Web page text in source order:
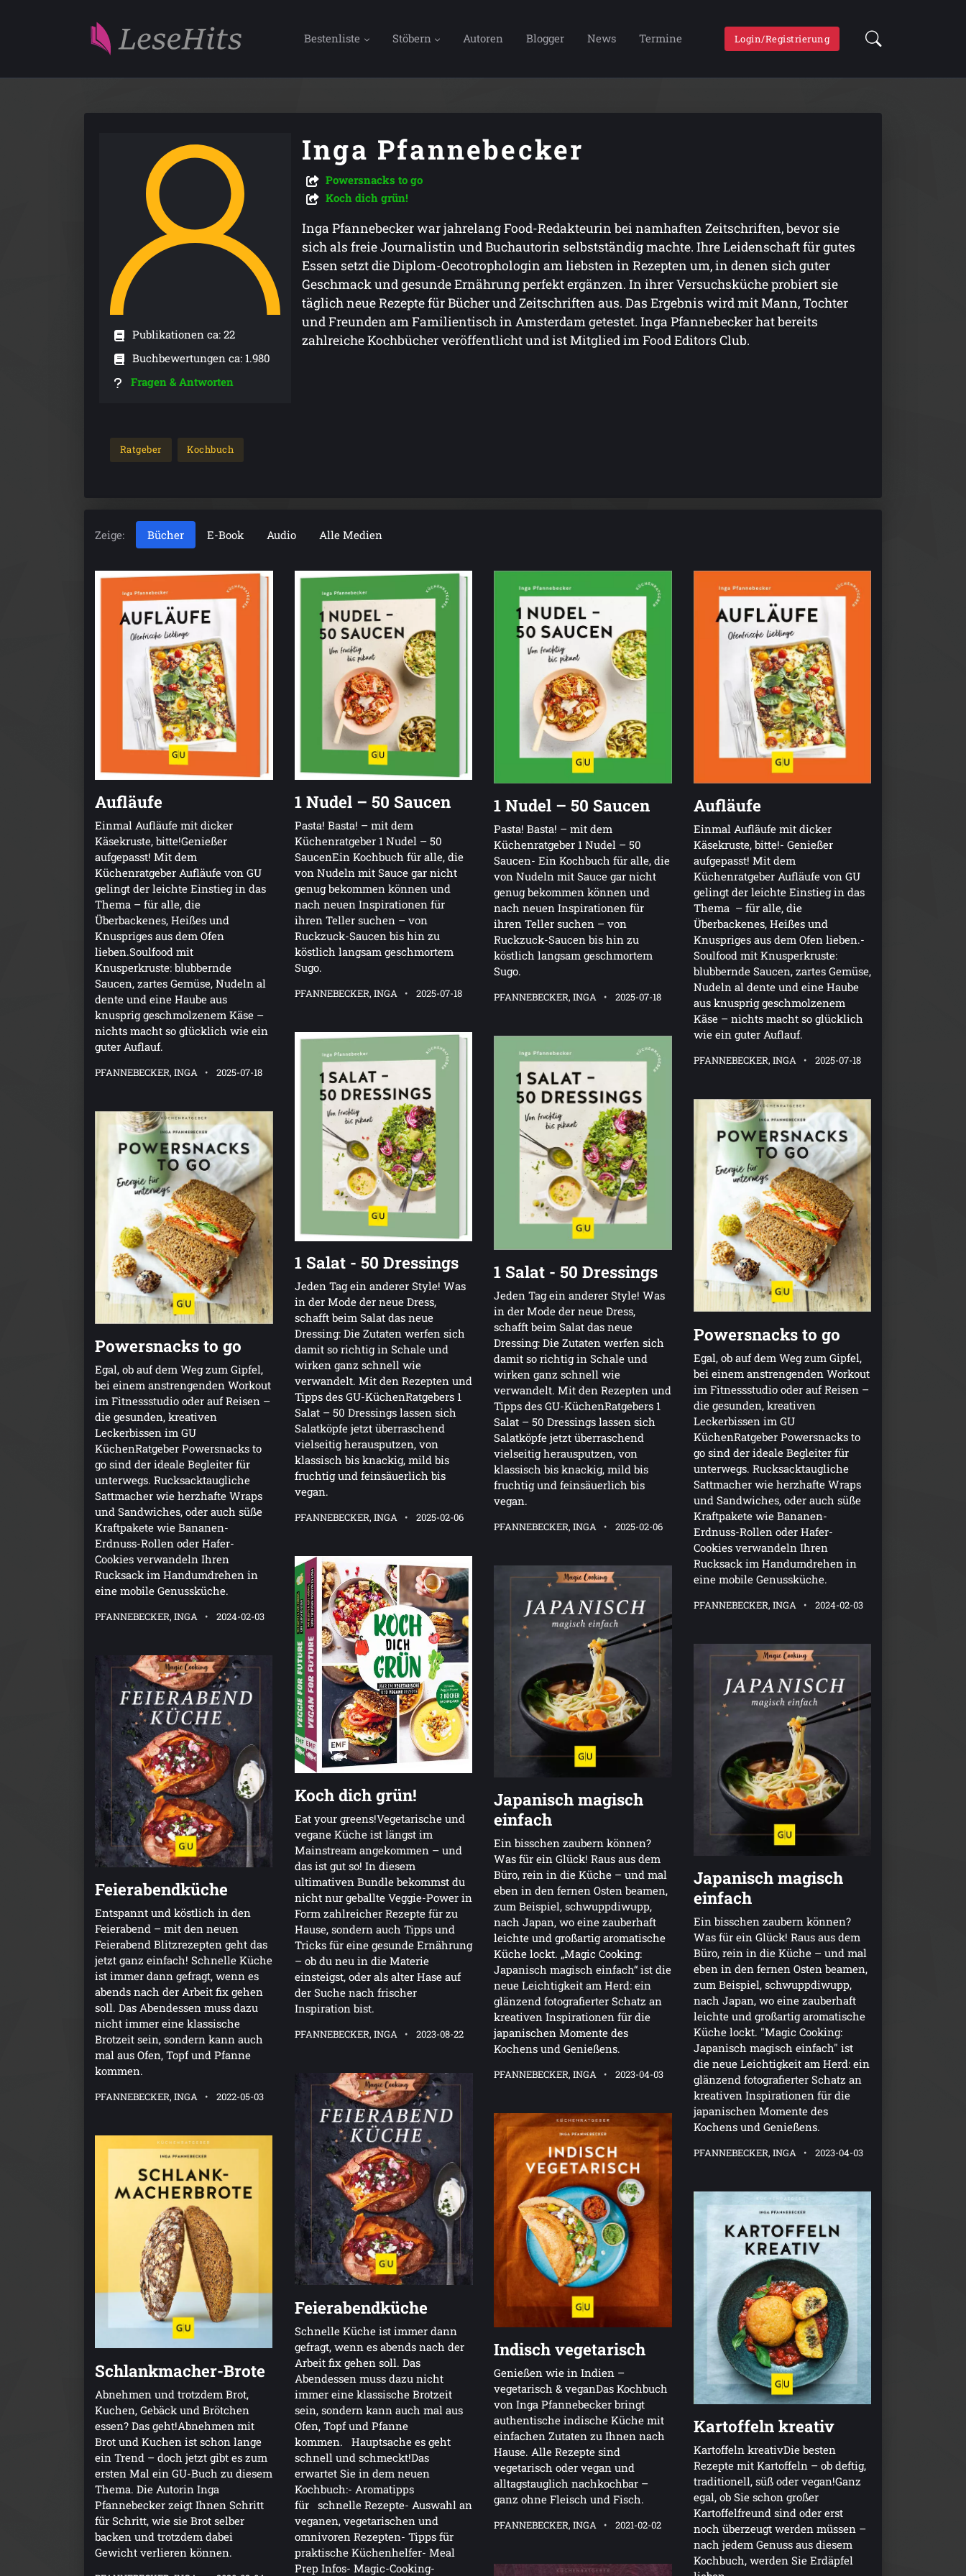
Bestenliste Stöbern Autoren Blogger News Termine Login/Registrierung
Publikationen ca: 22
Buchbewertungen ca: 1.980
Fragen & Antworten
Inga Pfannebecker
Powersnacks to go
Koch dich grün!
Inga Pfannebecker war jahrelang Food-Redakteurin bei namhaften Zeitschriften, bevor sie
sich als freie Journalistin und Buchautorin selbstständig machte. Ihre Leidenschaft für gutes
Essen setzt die Diplom-Oecotrophologin am liebsten in Rezepten um, in denen sich guter
Geschmack und gesunde Ernährung perfekt ergänzen. In ihrer Versuchsküche probiert sie
täglich neue Rezepte für Bücher und Zeitschriften aus. Das Ergebnis wird mit Mann, Tochter
und Freunden am Familientisch in Amsterdam getestet. Inga Pfannebecker hat bereits
zahlreiche Kochbücher veröffentlicht und ist Mitglied im Food Editors Club.
Ratgeber Kochbuch
Zeige: Bücher E-Book Audio Alle Medien
Aufläufe
Einmal Aufläufe mit dicker
Käsekruste, bitte!Genießer
aufgepasst! Mit dem
Küchenratgeber Aufläufe von GU
gelingt der leichte Einstieg in das
Thema – für alle, die
Überbackenes, Heißes und
Knuspriges aus dem Ofen
lieben.Soulfood mit
Knusperkruste: blubbernde
Saucen, zartes Gemüse, Nudeln al
dente und eine Haube aus
knusprig geschmolzenem Käse –
nichts macht so glücklich wie ein
guter Auflauf.
PFANNEBECKER, INGA 2025-07-18
1 Nudel – 50 Saucen
Pasta! Basta! – mit dem
Küchenratgeber 1 Nudel – 50
SaucenEin Kochbuch für alle, die
von Nudeln mit Sauce gar nicht
genug bekommen können und
nach neuen Inspirationen für
ihren Teller suchen – von
Ruckzuck-Saucen bis hin zu
köstlich langsam geschmortem
Sugo.
PFANNEBECKER, INGA 2025-07-18
1 Nudel – 50 Saucen
Pasta! Basta! – mit dem
Küchenratgeber 1 Nudel – 50
Saucen- Ein Kochbuch für alle, die
von Nudeln mit Sauce gar nicht
genug bekommen können und
nach neuen Inspirationen für
ihren Teller suchen – von
Ruckzuck-Saucen bis hin zu
köstlich langsam geschmortem
Sugo.
PFANNEBECKER, INGA 2025-07-18
Aufläufe
Einmal Aufläufe mit dicker
Käsekruste, bitte!- Genießer
aufgepasst! Mit dem
Küchenratgeber Aufläufe von GU
gelingt der leichte Einstieg in das
Thema – für alle, die
Überbackenes, Heißes und
Knuspriges aus dem Ofen lieben.-
Soulfood mit Knusperkruste:
blubbernde Saucen, zartes Gemüse,
Nudeln al dente und eine Haube
aus knusprig geschmolzenem
Käse – nichts macht so glücklich
wie ein guter Auflauf.
PFANNEBECKER, INGA 2025-07-18
1 Salat - 50 Dressings
Jeden Tag ein anderer Style! Was
in der Mode der neue Dress,
schafft beim Salat das neue
Dressing: Die Zutaten werfen sich
damit so richtig in Schale und
wirken ganz schnell wie
verwandelt. Mit den Rezepten und
Tipps des GU-KüchenRatgebers 1
Salat – 50 Dressings lassen sich
Salatköpfe jetzt überraschend
vielseitig herausputzen, von
klassisch bis knackig, mild bis
fruchtig und feinsäuerlich bis
vegan.
PFANNEBECKER, INGA 2025-02-06
1 Salat - 50 Dressings
Jeden Tag ein anderer Style! Was
in der Mode der neue Dress,
schafft beim Salat das neue
Dressing: Die Zutaten werfen sich
damit so richtig in Schale und
wirken ganz schnell wie
verwandelt. Mit den Rezepten und
Tipps des GU-KüchenRatgebers 1
Salat – 50 Dressings lassen sich
Salatköpfe jetzt überraschend
vielseitig herausputzen, von
klassisch bis knackig, mild bis
fruchtig und feinsäuerlich bis
vegan.
PFANNEBECKER, INGA 2025-02-06
Powersnacks to go
Egal, ob auf dem Weg zum Gipfel,
bei einem anstrengenden Workout
im Fitnessstudio oder auf Reisen –
die gesunden, kreativen
Leckerbissen im GU
KüchenRatgeber Powersnacks to
go sind der ideale Begleiter für
unterwegs. Rucksacktaugliche
Sattmacher wie herzhafte Wraps
und Sandwiches, oder auch süße
Kraftpakete wie Bananen-
Erdnuss-Rollen oder Hafer-
Cookies verwandeln Ihren
Rucksack im Handumdrehen in
eine mobile Genussküche.
PFANNEBECKER, INGA 2024-02-03
Powersnacks to go
Egal, ob auf dem Weg zum Gipfel,
bei einem anstrengenden Workout
im Fitnessstudio oder auf Reisen –
die gesunden, kreativen
Leckerbissen im GU
KüchenRatgeber Powersnacks to
go sind der ideale Begleiter für
unterwegs. Rucksacktaugliche
Sattmacher wie herzhafte Wraps
und Sandwiches, oder auch süße
Kraftpakete wie Bananen-
Erdnuss-Rollen oder Hafer-
Cookies verwandeln Ihren
Rucksack im Handumdrehen in
eine mobile Genussküche.
PFANNEBECKER, INGA 2024-02-03
Koch dich grün!
Eat your greens!Vegetarische und
vegane Küche ist längst im
Mainstream angekommen – und
das ist gut so! In diesem
ultimativen Bundle bekommst du
nicht nur geballte Veggie-Power in
Form zahlreicher Rezepte für zu
Hause, sondern auch Tipps und
Tricks für eine gesunde Ernährung
– ob du neu in die Materie
einsteigst, oder als alter Hase auf
der Suche nach frischer
Inspiration bist.
PFANNEBECKER, INGA 2023-08-22
Japanisch magisch
einfach
Ein bisschen zaubern können?
Was für ein Glück! Raus aus dem
Büro, rein in die Küche – und mal
eben in den fernen Osten beamen,
zum Beispiel, schwuppdiwupp,
nach Japan, wo eine zauberhaft
leichte und großartig aromatische
Küche lockt. „Magic Cooking:
Japanisch magisch einfach“ ist die
neue Leichtigkeit am Herd: ein
glänzend fotografierter Schatz an
kreativen Inspirationen für die
japanischen Momente des
Kochens und Genießens.
PFANNEBECKER, INGA 2023-04-03
Japanisch magisch
einfach
Ein bisschen zaubern können?
Was für ein Glück! Raus aus dem
Büro, rein in die Küche – und mal
eben in den fernen Osten beamen,
zum Beispiel, schwuppdiwupp,
nach Japan, wo eine zauberhaft
leichte und großartig aromatische
Küche lockt. "Magic Cooking:
Japanisch magisch einfach" ist
die neue Leichtigkeit am Herd: ein
glänzend fotografierter Schatz an
kreativen Inspirationen für die
japanischen Momente des
Kochens und Genießens.
PFANNEBECKER, INGA 2023-04-03
Feierabendküche
Entspannt und köstlich in den
Feierabend – mit den neuen
Feierabend Blitzrezepten geht das
jetzt ganz einfach! Schnelle Küche
ist immer dann gefragt, wenn es
abends nach der Arbeit fix gehen
soll. Das Abendessen muss dazu
nicht immer eine klassische
Brotzeit sein, sondern kann auch
mal aus Ofen, Topf und Pfanne
kommen.
PFANNEBECKER, INGA 2022-05-03
Feierabendküche
Schnelle Küche ist immer dann
gefragt, wenn es abends nach der
Arbeit fix gehen soll. Das
Abendessen muss dazu nicht
immer eine klassische Brotzeit
sein, sondern kann auch mal aus
Ofen, Topf und Pfanne
kommen. Hauptsache es geht
schnell und schmeckt!Das
erwartet Sie in dem neuen
Kochbuch:- Aromatipps
für schnelle Rezepte- Auswahl an
veganen, vegetarischen und
omnivoren Rezepten- Tipps für
praktische Küchenhelfer- Meal
Prep Infos- Magic-Cooking-
Indisch vegetarisch
Genießen wie in Indien –
vegetarisch & veganDas Kochbuch
von Inga Pfannebecker bringt
authentische indische Küche mit
einfachen Zutaten zu Ihnen nach
Hause. Alle Rezepte sind
vegetarisch oder vegan und
alltagstauglich nachkochbar –
ganz ohne Fleisch und Fisch.
PFANNEBECKER, INGA 2021-02-02
Schlankmacher-Brote
Abnehmen und trotzdem Brot,
Kuchen, Gebäck und Brötchen
essen? Das geht!Abnehmen mit
Brot und Kuchen ist schon lange
ein Trend – doch jetzt gibt es zum
ersten Mal ein GU-Buch zu diesem
Thema. Die Autorin Inga
Pfannebecker zeigt Ihnen Schritt
für Schritt, wie sie Brot selber
backen und trotzdem dabei
Gewicht verlieren können.
Kartoffeln kreativ
Kartoffeln kreativDie besten
Rezepte mit Kartoffeln – ob deftig,
traditionell, süß oder vegan!Ganz
egal, ob Sie schon großer
Kartoffelfreund sind oder erst
noch überzeugt werden müssen –
nach jedem Genuss aus diesem
Kochbuch, werden Sie Erdäpfel